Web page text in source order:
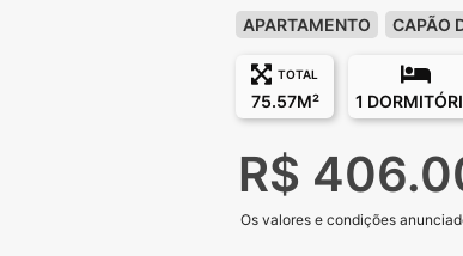
APARTAMENTO CAPÃO
TOTAL
75.57M² 1
R$
Os valores e condições